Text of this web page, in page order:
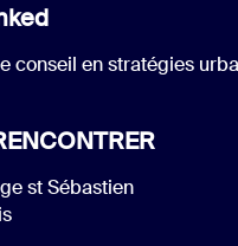
conseil en stratégies
st Sébastien